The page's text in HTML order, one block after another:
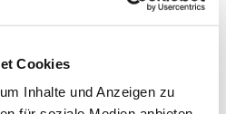
Cookies
Inhalte und Anzeigen zu
Fachkraft betreut.